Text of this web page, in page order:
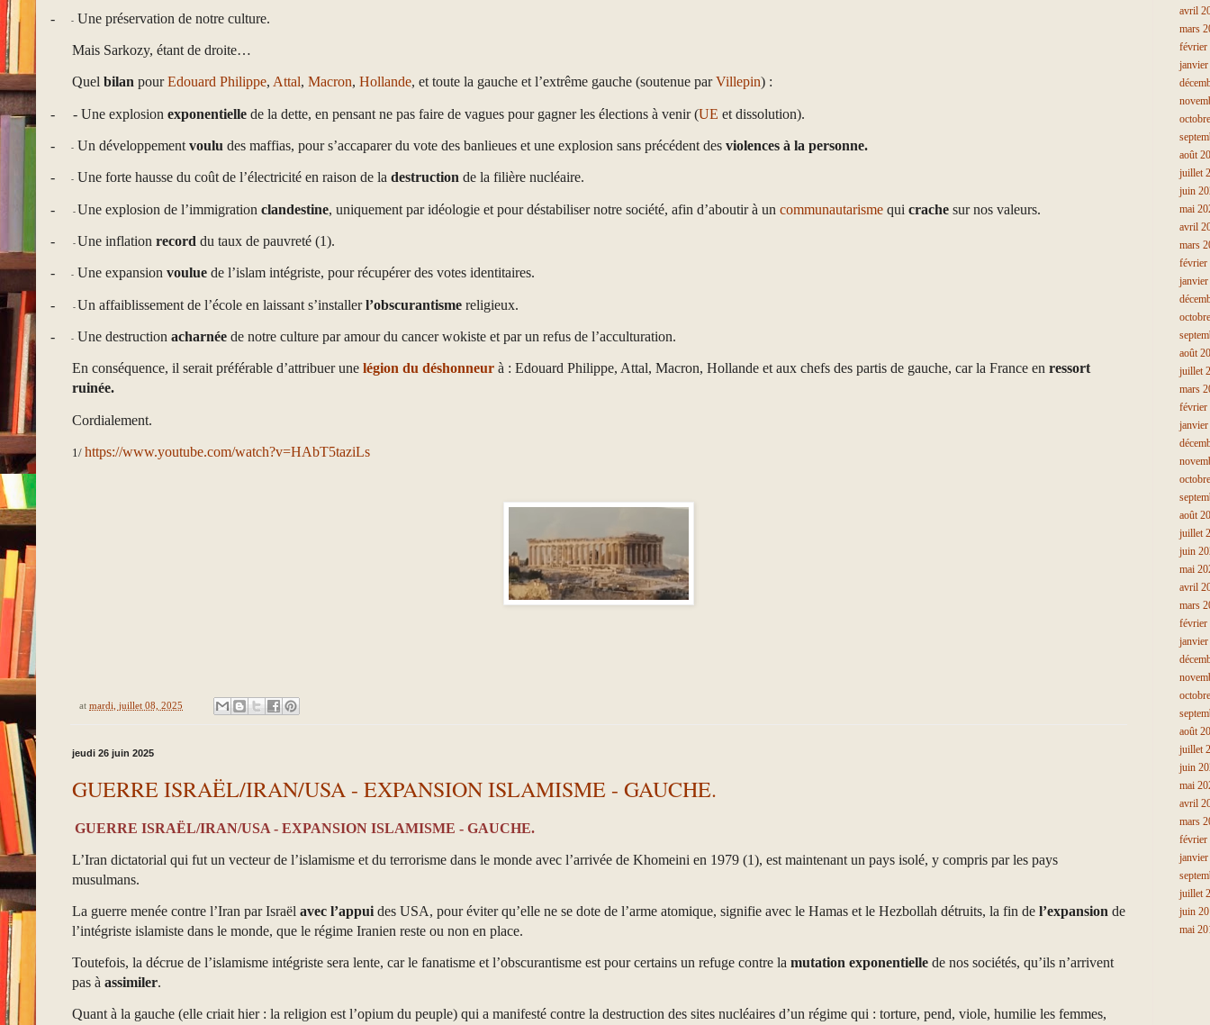
- - Une préservation de notre culture.
Mais Sarkozy, étant de droite…
Quel bilan pourEdouard Philippe, Attal, Macron, Hollande, et toute la gauche et l’extrême gauche (soutenue parVillepin) :
- - Une explosion exponentielle de la dette, en pensant ne pas faire de vagues pour gagner les élections à venir (UE et dissolution).
- - Un développement voulu des maffias, pour s’accaparer du vote des banlieues et une explosion sans précédent des violences à la personne.
- - Une forte hausse du coût de l’électricité en raison de la destruction de la filière nucléaire.
- - Une explosion de l’immigration clandestine, uniquement par idéologie et pour déstabiliser notre société, afin d’aboutir à un communautarisme qui crache sur nos valeurs.
- - Une inflation record du taux de pauvreté (1).
- - Une expansion voulue de l’islam intégriste, pour récupérer des votes identitaires.
- - Un affaiblissement de l’école en laissant s’installerl’obscurantisme religieux.
- - Une destruction acharnée de notre culture par amour du cancer wokiste et par un refus de l’acculturation.
En conséquence, il serait préférable d’attribuer une légion du déshonneur à : Edouard Philippe, Attal, Macron, Hollande et aux chefs des partis de gauche, car la France en ressort
ruinée.
Cordialement.
1/ https://www.youtube.com/watch?v=HAbT5taziLs
at mardi, juillet 08, 2025
jeudi 26 juin 2025
GUERRE ISRAËL/IRAN/USA - EXPANSION ISLAMISME - GAUCHE.
GUERRE ISRAËL/IRAN/USA - EXPANSION ISLAMISME - GAUCHE.
L’Iran dictatorial qui fut un vecteur de l’islamisme et du terrorisme dans le monde avec l’arrivée de Khomeini en 1979 (1), est maintenant un pays isolé, y compris par les pays
musulmans.
La guerre menée contre l’Iran par Israël avec l’appui des USA, pour éviter qu’elle ne se dote de l’arme atomique, signifie avec le Hamas et le Hezbollah détruits, la fin de l’expansion de
l’intégriste islamiste dans le monde, que le régime Iranien reste ou non en place.
Toutefois, la décrue de l’islamisme intégriste sera lente, car le fanatisme et l’obscurantisme est pour certains un refuge contre la mutation exponentielle de nos sociétés, qu’ils n’arrivent
pas à assimiler.
Quant à la gauche (elle criait hier : la religion est l’opium du peuple) qui a manifesté contre la destruction des sites nucléaires d’un régime qui : torture, pend, viole, humilie les femmes,
avril
mars
février
août
juillet
juin
mai
avril
mars
février
août
juillet
mars
février
août
juillet
juin
mai
avril
mars
février
août
juillet
juin
mai
avril
mars
février
juillet
juin
mai